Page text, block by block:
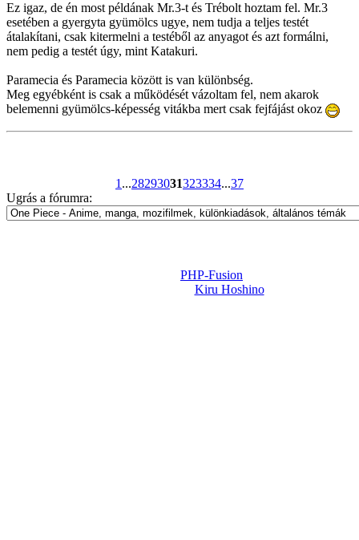
Ez igaz, de én most példának Mr.3-t és Trébolt hoztam fel. Mr.3
esetében a gyergyta gyümölcs ugye, nem tudja a teljes testét
átalakítani, csak kitermelni a testéből az anyagot és azt formálni,
nem pedig a testét úgy, mint Katakuri.
Paramecia és Paramecia között is van különbség.
Meg egyébként is csak a működését vázoltam fel, nem akarok
belemenni gyümölcs-képesség vitákba mert csak fejfájást okoz
1 ...28293031323334...37
Ugrás a fórumra:
PHP-Fusion
Kiru Hoshino